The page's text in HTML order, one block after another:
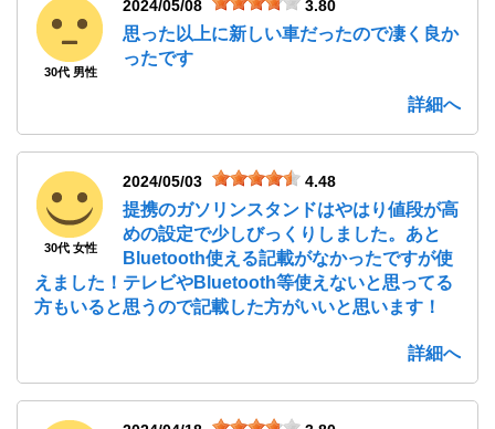
30代 男性
2024/05/08 3.80
思った以上に新しい車だったので凄く良か
ったです
詳細へ
30代 女性
2024/05/03 4.48
提携のガソリンスタンドはやはり値段が高
めの設定で少しびっくりしました。あと
Bluetooth使える記載がなかったですが使
えました！テレビやBluetooth等使えないと思ってる
方もいると思うので記載した方がいいと思います！
詳細へ